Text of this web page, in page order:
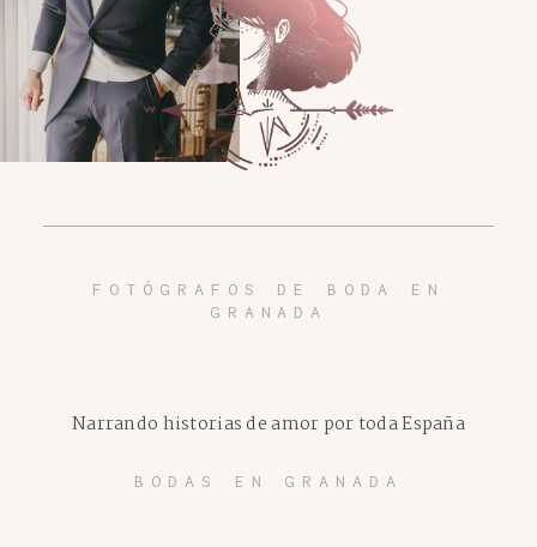
FOTÓGRAFOS DE BODA EN
GRANADA
BODAS EN GRANADA
Narrando historias de amor por toda España